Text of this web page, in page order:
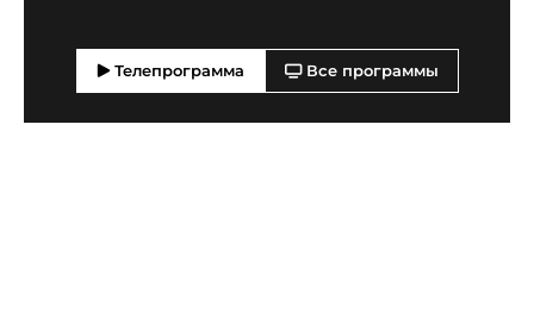
Телепрограмма Все программы